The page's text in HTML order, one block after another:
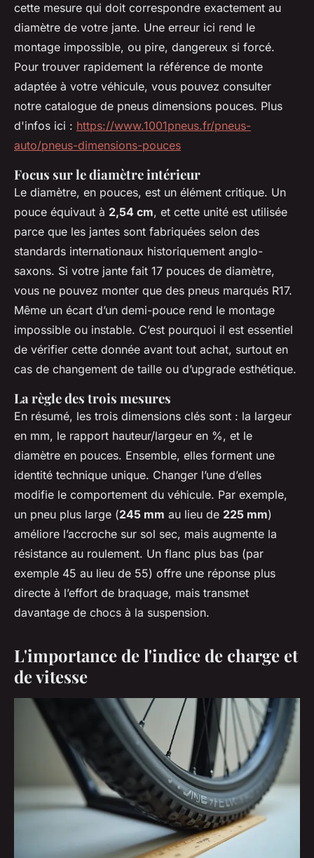
cette mesure qui doit correspondre exactement au
diamètre de votre jante. Une erreur ici rend le
montage impossible, ou pire, dangereux si forcé.
Pour trouver rapidement la référence de monte
adaptée à votre véhicule, vous pouvez consulter
notre catalogue de pneus dimensions pouces. Plus
d'infos ici : https://www.1001pneus.fr/pneus-
auto/pneus-dimensions-pouces
Focus sur le diamètre intérieur
Le diamètre, en pouces, est un élément critique. Un
pouce équivaut à 2,54 cm, et cette unité est utilisée
parce que les jantes sont fabriquées selon des
standards internationaux historiquement anglo-
saxons. Si votre jante fait 17 pouces de diamètre,
vous ne pouvez monter que des pneus marqués R17.
Même un écart d’un demi-pouce rend le montage
impossible ou instable. C’est pourquoi il est essentiel
de vérifier cette donnée avant tout achat, surtout en
cas de changement de taille ou d’upgrade esthétique.
La règle des trois mesures
En résumé, les trois dimensions clés sont : la largeur
en mm, le rapport hauteur/largeur en %, et le
diamètre en pouces. Ensemble, elles forment une
identité technique unique. Changer l’une d’elles
modifie le comportement du véhicule. Par exemple,
un pneu plus large (245 mm au lieu de 225 mm)
améliore l’accroche sur sol sec, mais augmente la
résistance au roulement. Un flanc plus bas (par
exemple 45 au lieu de 55) offre une réponse plus
directe à l’effort de braquage, mais transmet
davantage de chocs à la suspension.
L'importance de l'indice de charge et
de vitesse